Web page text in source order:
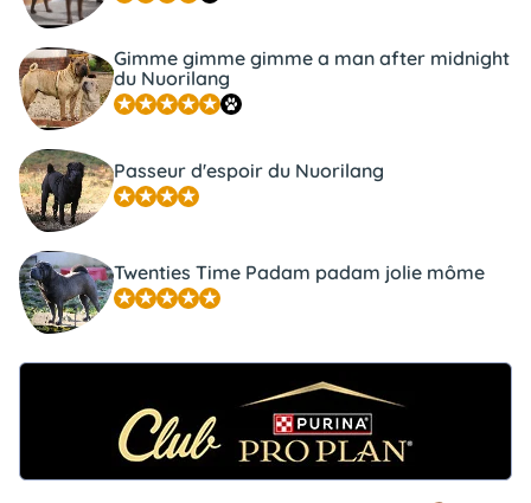
Gimme gimme gimme a man after midnight
du Nuorilang
Passeur d'espoir du Nuorilang
Twenties Time Padam padam jolie môme